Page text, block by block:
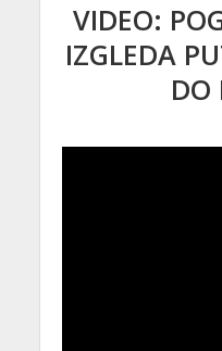
VIDEO:
IZGLEDA
DO